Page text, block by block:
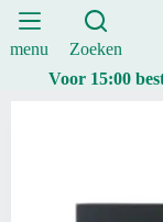
Ga
naar
demenu
Zoeken
Voor 15:00
aantal